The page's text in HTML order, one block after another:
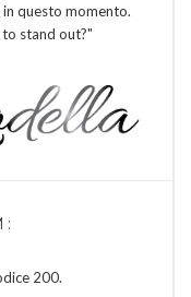
questo momento.
stand out?"
200.